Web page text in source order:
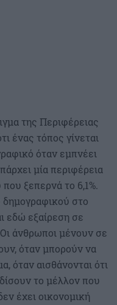
της Περιφέρειας
ένας τόπος γίνεται
όταν εμπνέει
μία περιφέρεια
ξεπερνά το 6,1%.
δημογραφικού στο
εδώ εξαίρεση σε
άνθρωποι μένουν σε
όταν μπορούν να
όταν αισθάνονται ότι
το μέλλον που
έχει οικονομική